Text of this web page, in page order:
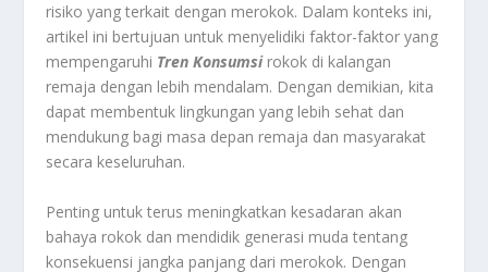
risiko yang terkait dengan merokok. Dalam konteks ini,
artikel ini bertujuan untuk menyelidiki faktor-faktor yang
mempengaruhi Tren Konsumsirokok di kalangan
remaja dengan lebih mendalam. Dengan demikian, kita
dapat membentuk lingkungan yang lebih sehat dan
mendukung bagi masa depan remaja dan masyarakat
secara keseluruhan.
Penting untuk terus meningkatkan kesadaran akan
bahaya rokok dan mendidik generasi muda tentang
konsekuensi jangka panjang dari merokok. Dengan